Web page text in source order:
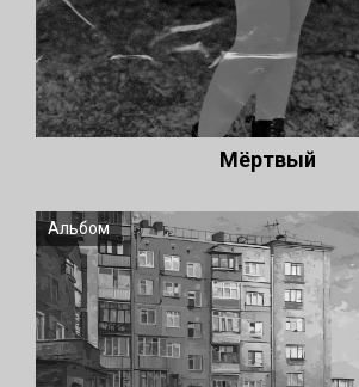
Мёртвый
Альбом